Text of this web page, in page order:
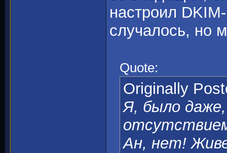
настроил
случалось, но
Quote:
Originally
Я, было
Ан, нет!